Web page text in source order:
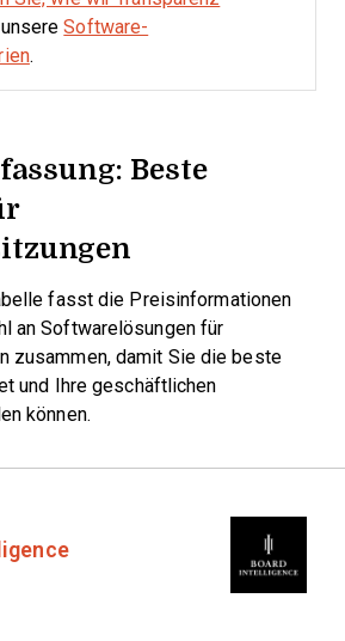
Software-
.
Beste
fasst die Preisinformationen
an Softwarelösungen für
zusammen, damit Sie die beste
und Ihre geschäftlichen
können.